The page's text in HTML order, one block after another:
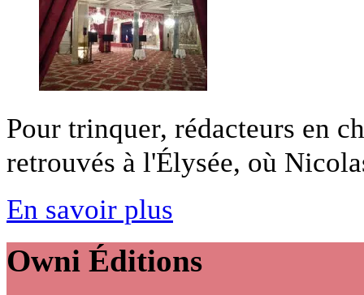
Pour trinquer, rédacteurs en
retrouvés à l'Élysée, où
En savoir plus
Owni Éditions